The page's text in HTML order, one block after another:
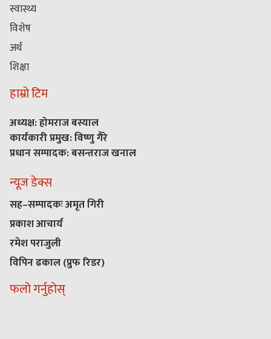
स्वास्थ्य
विशेष
अर्थ
शिक्षा
हाम्रो टिम
अध्यक्ष: होमराज बस्याल
कार्यकारी प्रमुख: विष्णु गैरे
प्रधान सम्पादक: बसन्तराज खनाल
न्यूज डेक्स
सह–सम्पादकः अमृत गिरी
प्रकाश आचार्य
रमेश पराजुली
विपिन ढकाल (प्रुफ रिडर)
फलो गर्नुहोस्